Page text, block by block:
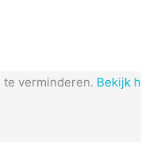
te verminderen. Bekijk